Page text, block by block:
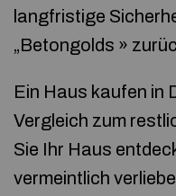
langfristige
„Betongolds »
Ein Haus kaufen in
Vergleich zum
Sie Ihr Haus
vermeintlich